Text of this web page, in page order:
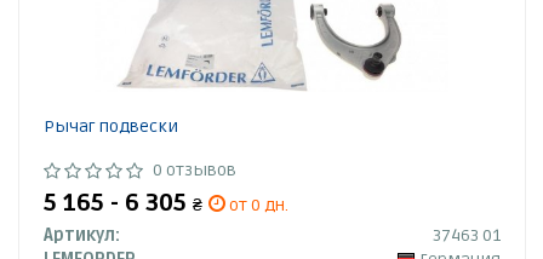
Рычаг подвески
0 отзывов
5 165 - 6 305 ₴
от 0 дн.
Артикул:
37463 01